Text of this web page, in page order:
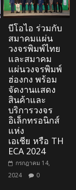
บีโอไอ ร่วมกับ
สมาคมแผ่น
วงจรพิมพ์ไทย
และสมาคม
แผ่นวงจรพิมพ์
ฮ่องกง พร้อม
จัดงานแสดง
สินค้าและ
บริการวงจร
อิเล็กทรอนิกส์
แห่ง
เอเชีย หรือ TH
ECA 2024
กรกฎาคม 14,
2024
0